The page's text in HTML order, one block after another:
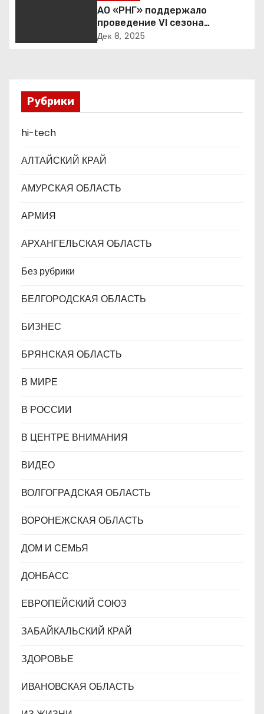
о
а
п
и
с
я
м
АО «РНГ» поддержало
проведение VI сезона
международной детско-
Дек 8, 2025
Рубрики
hi-tech
АЛТАЙСКИЙ КРАЙ
АМУРСКАЯ ОБЛАСТЬ
АРМИЯ
АРХАНГЕЛЬСКАЯ ОБЛАСТЬ
Без рубрики
БЕЛГОРОДСКАЯ ОБЛАСТЬ
БИЗНЕС
БРЯНСКАЯ ОБЛАСТЬ
В МИРЕ
В РОССИИ
В ЦЕНТРЕ ВНИМАНИЯ
ВИДЕО
ВОЛГОГРАДСКАЯ ОБЛАСТЬ
ВОРОНЕЖСКАЯ ОБЛАСТЬ
ДОМ И СЕМЬЯ
ДОНБАСС
ЕВРОПЕЙСКИЙ СОЮЗ
ЗАБАЙКАЛЬСКИЙ КРАЙ
ЗДОРОВЬЕ
ИВАНОВСКАЯ ОБЛАСТЬ